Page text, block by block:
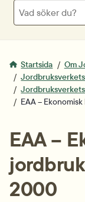
Sök
Startsida
Om
EAA –
EAA –
2000